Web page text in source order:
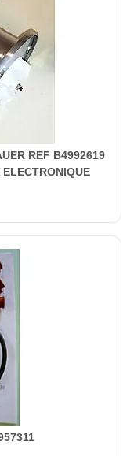
REF B4992619